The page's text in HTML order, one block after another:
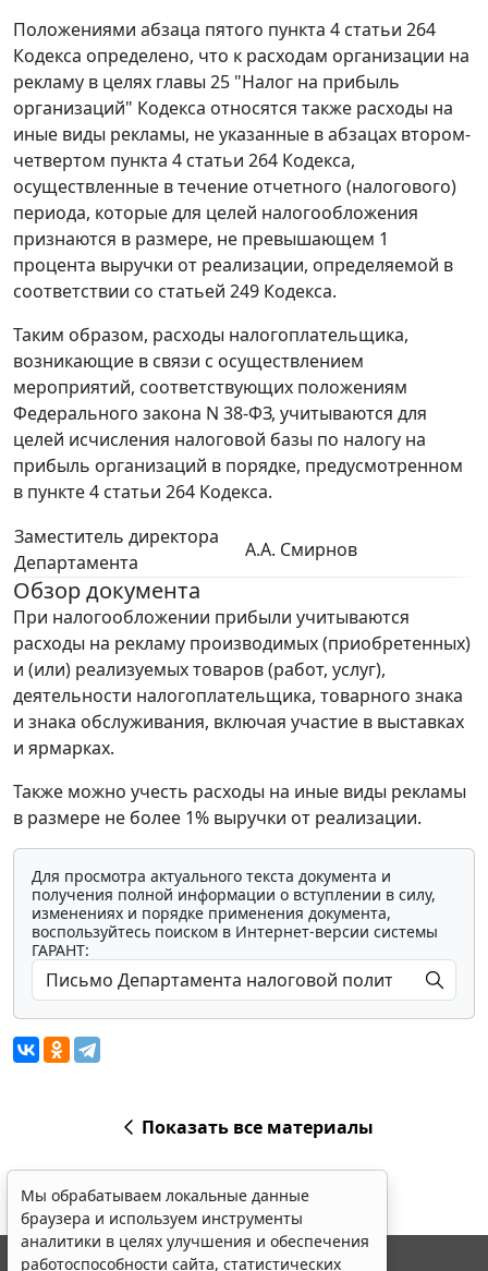
Положениями абзаца пятого пункта 4 статьи 264
Кодекса определено, что к расходам организации на
рекламу в целях главы 25 "Налог на прибыль
организаций" Кодекса относятся также расходы на
иные виды рекламы, не указанные в абзацах втором-
четвертом пункта 4 статьи 264 Кодекса,
осуществленные в течение отчетного (налогового)
периода, которые для целей налогообложения
признаются в размере, не превышающем 1
процента выручки от реализации, определяемой в
соответствии со статьей 249 Кодекса.
Таким образом, расходы налогоплательщика,
возникающие в связи с осуществлением
мероприятий, соответствующих положениям
Федерального закона N 38-ФЗ, учитываются для
целей исчисления налоговой базы по налогу на
прибыль организаций в порядке, предусмотренном
в пункте 4 статьи 264 Кодекса.
Заместитель директора
Департамента
А.А. Смирнов
Обзор документа
При налогообложении прибыли учитываются
расходы на рекламу производимых (приобретенных)
и (или) реализуемых товаров (работ, услуг),
деятельности налогоплательщика, товарного знака
и знака обслуживания, включая участие в выставках
и ярмарках.
Также можно учесть расходы на иные виды рекламы
в размере не более 1% выручки от реализации.
Для просмотра актуального текста документа и
получения полной информации о вступлении в силу,
изменениях и порядке применения документа,
воспользуйтесь поиском в Интернет-версии системы
ГАРАНТ:
Показать все материалы
Мы обрабатываем локальные данные
браузера и используем инструменты
аналитики в целях улучшения и обеспечения
работоспособности сайта, статистических